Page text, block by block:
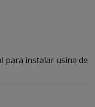
para instalar usina de